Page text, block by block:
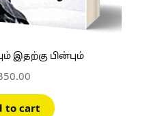
இதற்கு பின்பும்
to cart